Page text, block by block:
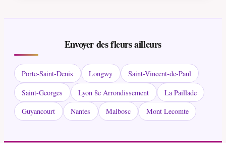
Envoyer des fleurs ailleurs
Porte-Saint-Denis Longwy
Saint-Vincent-de-Paul
Saint-Georges
Lyon 8e Arrondissement
La Paillade
Guyancourt
Nantes Malbosc Mont Lecomte